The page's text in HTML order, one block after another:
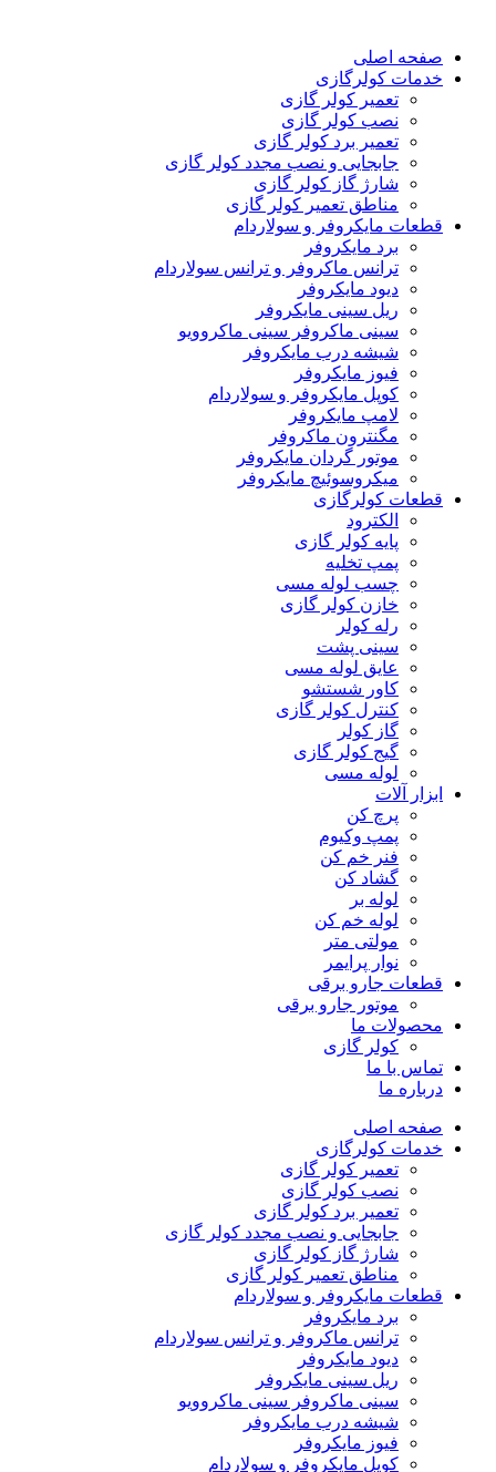
صفحه اصلی
خدمات کولرگازی
تعمیر کولر گازی
نصب کولر گازی
تعمیر برد کولر گازی
جابجایی و نصب مجدد کولر گازی
شارژ گاز کولر گازی
مناطق تعمیر کولر گازی
قطعات مایکروفر و سولاردام
برد مایکروفر
ترانس ماکروفر و ترانس سولاردام
دیود مایکروفر
ریل سینی مایکروفر
سینی ماکروفر سینی ماکروویو
شیشه درب مایکروفر
فیوز مایکروفر
کوپل مایکروفر و سولاردام
لامپ مایکروفر
مگنترون ماکروفر
موتور گردان مایکروفر
میکروسوئیچ مایکروفر
قطعات کولرگازی
الکترود
پایه کولر گازی
پمپ تخلیه
چسب لوله مسی
خازن کولر گازی
رله کولر
سینی پشت
عایق لوله مسی
کاور شستشو
کنترل کولر گازی
گاز کولر
گیج کولر گازی
لوله مسی
ابزار آلات
پرچ کن
پمپ وکیوم
فنر خم کن
گشاد کن
لوله بر
لوله خم کن
مولتی متر
نوار پرایمر
قطعات جارو برقی
موتور جارو برقی
محصولات ما
کولر گازی
تماس با ما
درباره ما
صفحه اصلی
خدمات کولرگازی
تعمیر کولر گازی
نصب کولر گازی
تعمیر برد کولر گازی
جابجایی و نصب مجدد کولر گازی
شارژ گاز کولر گازی
مناطق تعمیر کولر گازی
قطعات مایکروفر و سولاردام
برد مایکروفر
ترانس ماکروفر و ترانس سولاردام
دیود مایکروفر
ریل سینی مایکروفر
سینی ماکروفر سینی ماکروویو
شیشه درب مایکروفر
فیوز مایکروفر
کوپل مایکروفر و سولاردام